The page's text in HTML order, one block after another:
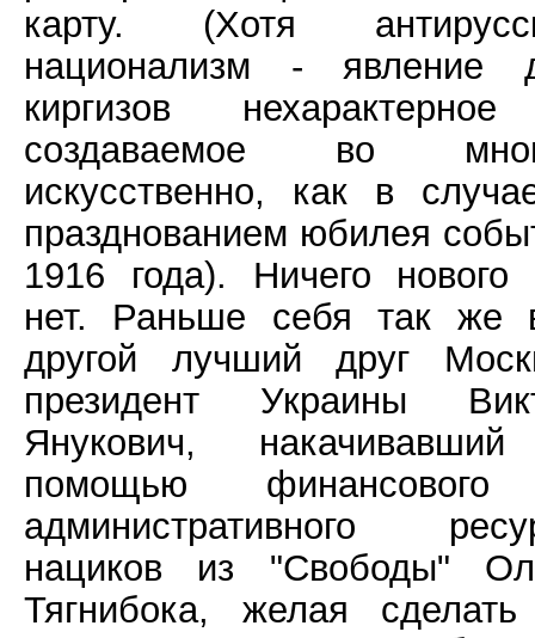
карту. (Хотя
национализм - явление
киргизов
создаваемое во
искусственно, как в
празднованием юбилея
1916 года). Ничего нового
нет. Раньше себя так же
другой лучший друг
президент Украины
Янукович,
помощью
административного
нациков из "Свободы"
Тягнибока, желая